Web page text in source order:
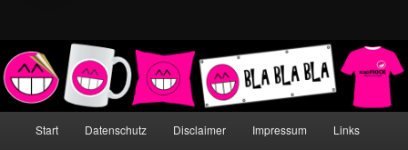
Start Datenschutz Disclaimer Impressum Links